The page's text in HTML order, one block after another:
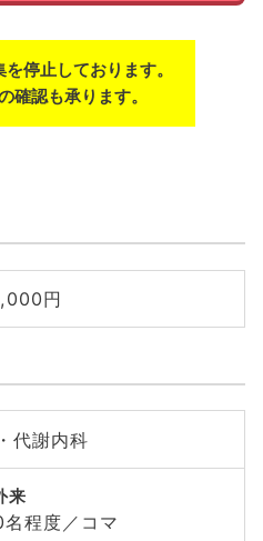
停止しております。
確認も承ります。
円
代謝内科
来
程度／コマ